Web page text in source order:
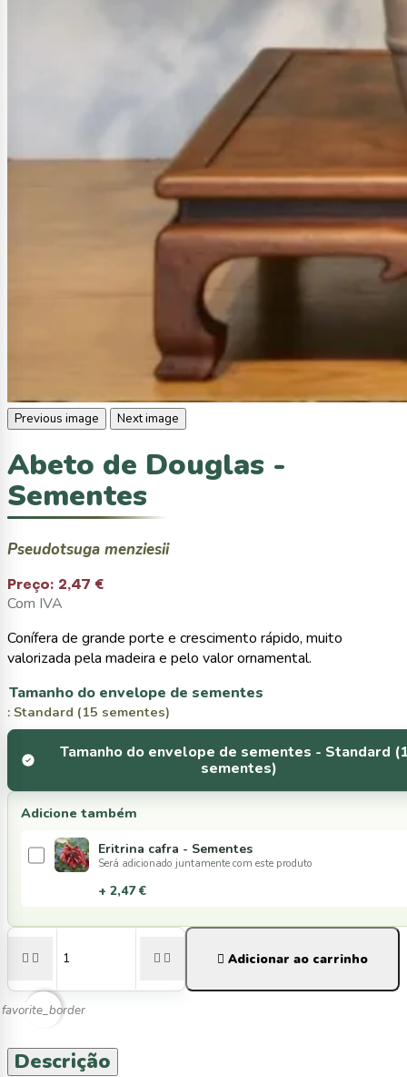
Previous image Next image
Abeto de Douglas -
Sementes
Pseudotsuga menziesii
Preço: 2,47 €
Com IVA
Conífera de grande porte e crescimento rápido, muito
valorizada pela madeira e pelo valor ornamental.
Tamanho do envelope de sementes
: Standard (15 sementes)
Tamanho do envelope de sementes - Standard
sementes)
     Adicionar ao carrinho
favorite_border
Adicione também
Eritrina cafra - Sementes
Será adicionado juntamente com este produto
+ 2,47 €
Descrição